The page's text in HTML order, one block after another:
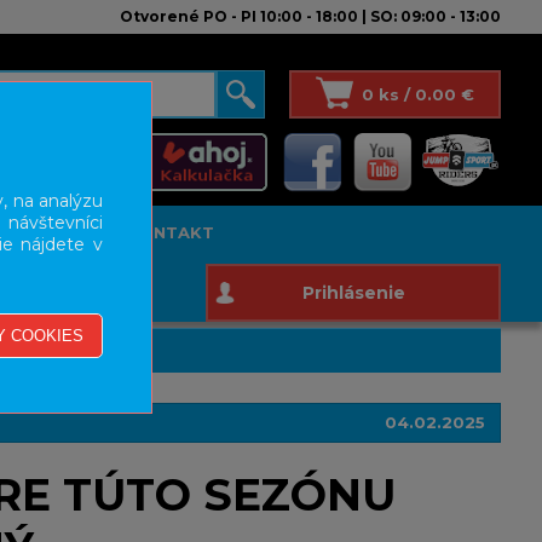
Otvorené PO - PI 10:00 - 18:00 | SO: 09:00 - 13:00
0 ks / 0.00 €
STUDIO KONTAKT
Prihlásenie
04.02.2025
TÚTO SEZÓNU
na analýzu
nájdete v